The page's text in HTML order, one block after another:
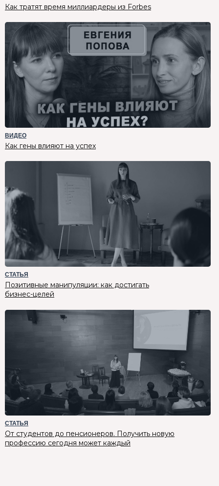
СТАТЬЯ
От студентов до пенсионеров. Получить новую
профессию сегодня может каждый
Как тратят время миллиардеры из Forbes
ВИДЕО
СТАТЬЯ
Позитивные манипуляции: как достигать
бизнес-целей
Как гены влияют на успех